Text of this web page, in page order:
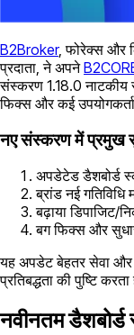
B2Broker, फोरेक्स और
प्रदाता, ने अपने
संस्करण 1.18.0 नाटकीय
फिक्स और कई
नए संस्करण में प्रमुख
अपडेटेड डैशबोर्ड
ब्रांड नई गतिविधि
बढ़ाया डिपाजिट/
बग फिक्स और
यह अपडेट बेहतर सेवा और
प्रतिबद्धता की पुष्टि करता
नवीनतम डैशबोर्ड